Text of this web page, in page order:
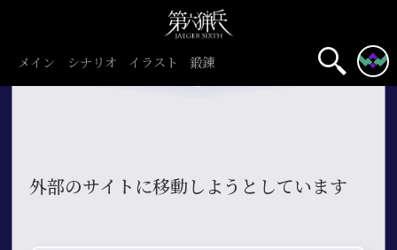
メイン シナリオ イラスト 鍛錬
外部のサイトに移動しようとしています